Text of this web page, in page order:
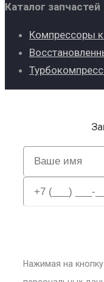
Каталог запчастей
Компрессоры
Нажимая на